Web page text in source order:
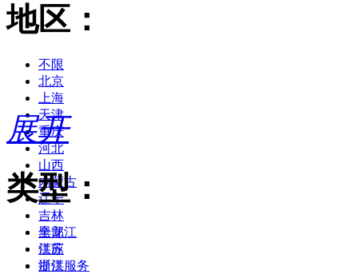
地区：
不限
北京
上海
天津
重庆
河北
山西
内蒙古
辽宁
吉林
黑龙江
江苏
浙江
展开
类型：
全部
供应
提供服务